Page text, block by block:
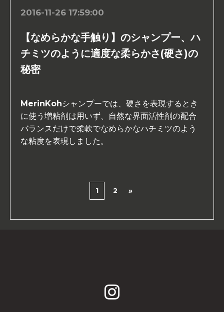
2016-11-26 17:59:00
【なめらかな手触り】のシャンプー、ハ
チミツのように適度な柔らかさ(硬さ)の
秘密
MerinKohシャンプーでは、硬さを表現するとき
に使う増粘剤は用いず、自然な界面活性剤の配合
バランスだけで柔軟でなめらかなハチミツのよう
な粘度を表現しました。
1 2 »